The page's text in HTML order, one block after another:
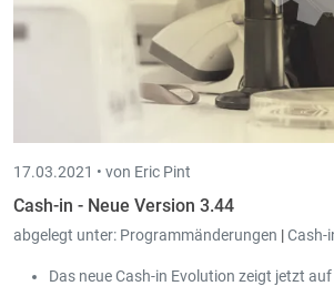
17.03.2021 • von Eric Pint
Cash-in - Neue Version 3.44
abgelegt unter: Programmänderungen |Cash-
Das neue Cash-in Evolution zeigt jetzt